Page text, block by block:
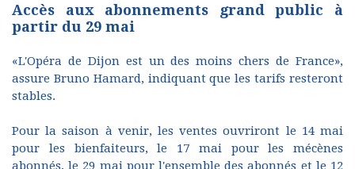
Accès aux abonnements grand public à
partir du 29 mai
«L'Opéra de Dijon est un des moins chers de France»,
assure Bruno Hamard, indiquant que les tarifs resteront
stables.
Pour la saison à venir, les ventes ouvriront le 14 mai
pour les bienfaiteurs, le 17 mai pour les mécènes
abonnés, le 29 mai pour l'ensemble des abonnés et le 12